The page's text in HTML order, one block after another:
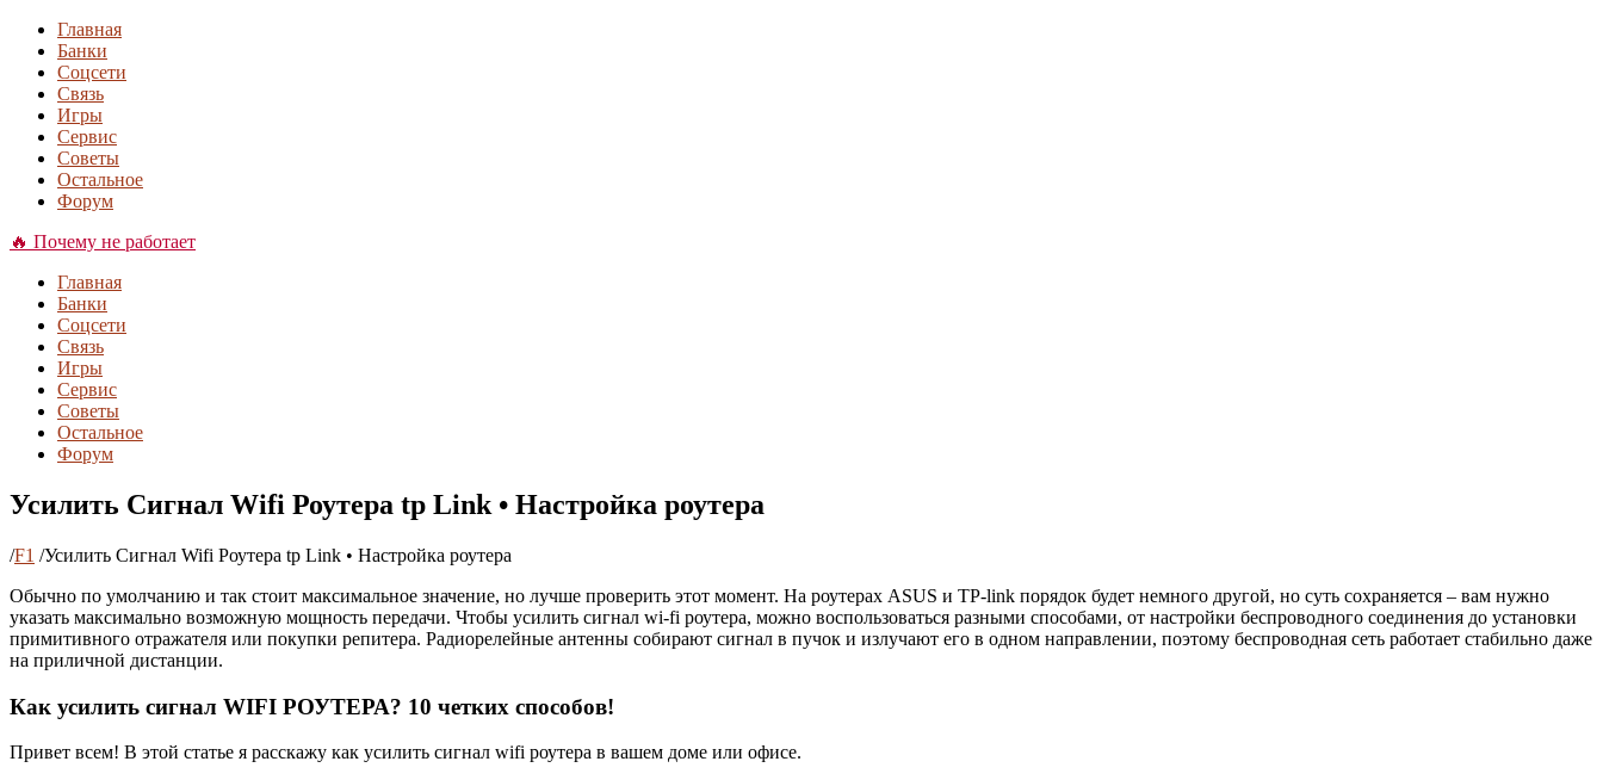
Главная
Банки
Соцсети
Связь
Игры
Сервис
Советы
Остальное
Форум
🔥 Почему не работает
Главная
Банки
Соцсети
Связь
Игры
Сервис
Советы
Остальное
Форум
Усилить Сигнал Wifi Роутера tp Link • Настройка роутера
/F1 /Усилить Сигнал Wifi Роутера tp Link • Настройка роутера
Обычно по умолчанию и так стоит максимальное значение, но лучше проверить этот момент. На роутерах ASUS и TP-link порядок будет немного другой, но суть сохраняется – вам нужно
указать максимально возможную мощность передачи. Чтобы усилить сигнал wi-fi роутера, можно воспользоваться разными способами, от настройки беспроводного соединения до установки
примитивного отражателя или покупки репитера. Радиорелейные антенны собирают сигнал в пучок и излучают его в одном направлении, поэтому беспроводная сеть работает стабильно даже
на приличной дистанции.
Как усилить сигнал WIFI РОУТЕРА? 10 четких способов!
Привет всем! В этой статье я расскажу как усилить сигнал wifi роутера в вашем доме или офисе.